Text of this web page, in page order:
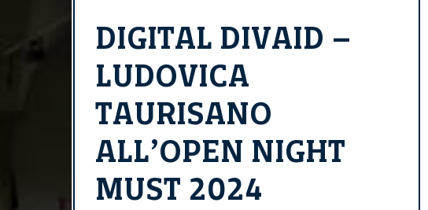
DIGITAL DIVAID –
LUDOVICA
TAURISANO
ALL’OPEN NIGHT
MUST 2024